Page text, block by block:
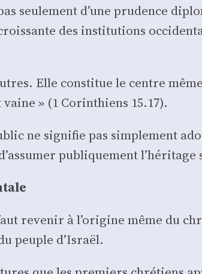
seule­ment d’une pru­dence
des ins­ti­tu­tions
Elle consti­tue le centre
» (1 Corin­thiens 15.17).
ne signi­fie pas sim­ple­ment
publi­que­ment
reve­nir à l’origine même du
peuple d’Israël.